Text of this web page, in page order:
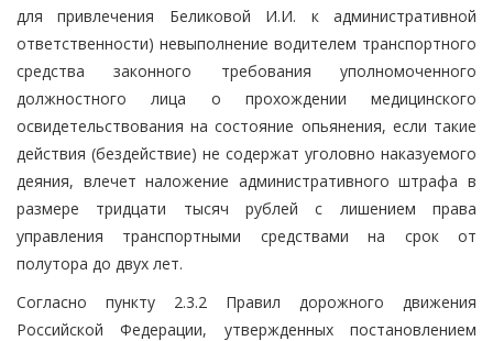
для привлечения Беликовой И.И. к административной
ответственности) невыполнение водителем транспортного
средства законного требования уполномоченного
должностного лица о прохождении медицинского
освидетельствования на состояние опьянения, если такие
действия (бездействие) не содержат уголовно наказуемого
деяния, влечет наложение административного штрафа в
размере тридцати тысяч рублей с лишением права
управления транспортными средствами на срок от
полутора до двух лет.
Согласно пункту 2.3.2 Правил дорожного движения
Российской Федерации, утвержденных постановлением